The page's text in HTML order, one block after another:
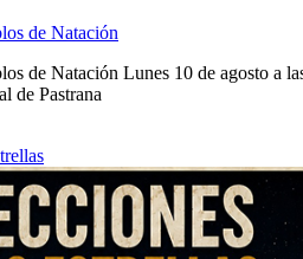
de Natación
de Natación Lunes 10 de agosto a
de Pastrana